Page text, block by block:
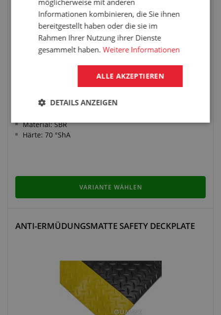
Höhere Beanspruchung
Material: SBR
Härte: 70 °ShA
VARIANTE WÄHLEN
ANTI-ERMÜDUNGSMATTE SAFETY DECKPLATE
möglicherweise mit anderen
Informationen kombinieren, die Sie ihnen
bereitgestellt haben oder die sie im
Rahmen Ihrer Nutzung ihrer Dienste
gesammelt haben.Weitere Informationen
ALLE AKZEPTIEREN
DETAILS ANZEIGEN